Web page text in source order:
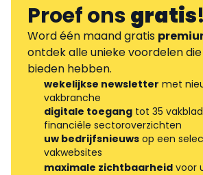
Proef onsgratis!
Word één maand gratis
ontdek alle unieke voordelen
bieden hebben.
wekelijkse newsletter met
vakbranche
digitale toegang tot 35
financiële sectoroverzichten
uw bedrijfsnieuws op een
vakwebsites
maximale zichtbaarheid voor